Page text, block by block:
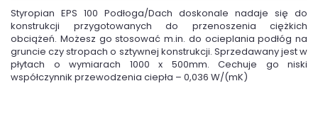
Styropian EPS 100 Podłoga/Dach doskonale nadaje się do
konstrukcji przygotowanych do przenoszenia ciężkich
obciążeń. Możesz go stosować m.in. do ocieplania podłóg na
gruncie czy stropach o sztywnej konstrukcji. Sprzedawany jest w
płytach o wymiarach 1000 x 500mm. Cechuje go niski
współczynnik przewodzenia ciepła – 0,036 W/(mK)